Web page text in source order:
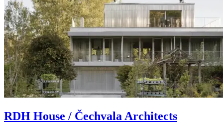
RDH House / Čechvala Architects